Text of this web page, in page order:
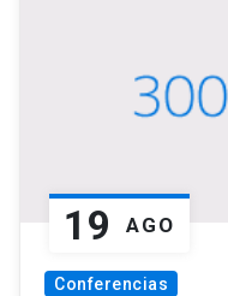
19 AGO
Conferencias